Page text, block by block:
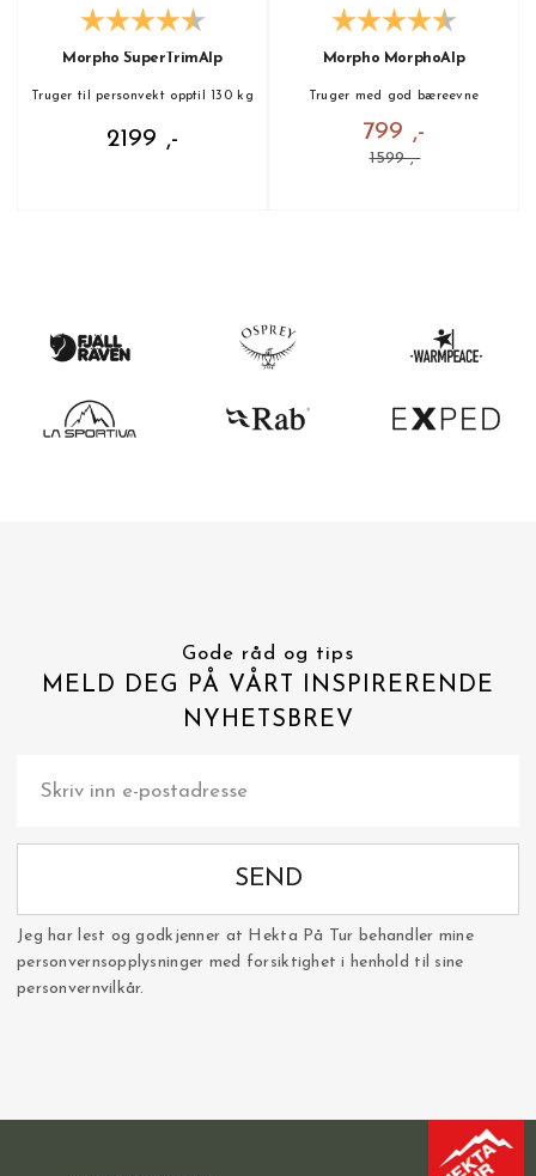
Morpho SuperTrimAlp
Truger til personvekt opptil 130 kg
2199 ,-
Morpho MorphoAlp
Truger med god bæreevne
799 ,-
1599 ,-
Gode råd og tips
MELD DEG PÅ VÅRT INSPIRERENDE
NYHETSBREV
SEND
Jeg har lest og godkjenner at Hekta På Tur behandler mine
personvernsopplysninger med forsiktighet i henhold til sine
personvernvilkår.